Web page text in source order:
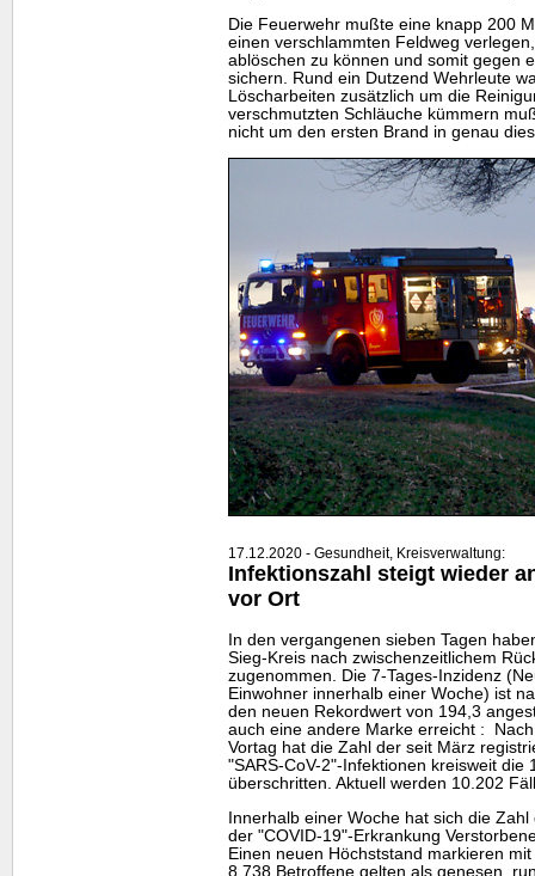
Die Feuerwehr mußte eine knapp 200
einen verschlammten Feldweg
ablöschen zu können und somit gegen
sichern. Rund ein Dutzend Wehrleute
Löscharbeiten zusätzlich um die
verschmutzten Schläuche kümmern
nicht um den ersten Brand in genau
17.12.2020 - Gesundheit, Kreisverwaltung:
Infektionszahl steigt wieder
vor Ort
In den vergangenen sieben Tagen
Sieg-Kreis nach zwischenzeitlichem
zugenommen. Die 7-Tages-Inzidenz
Einwohner innerhalb einer Woche) ist
den neuen Rekordwert von 194,3
auch eine andere Marke erreicht :
Vortag hat die Zahl der seit März
"SARS-CoV-2"-Infektionen kreisweit die
überschritten. Aktuell werden 10.202
Innerhalb einer Woche hat sich die
der "COVID-19"-Erkrankung
Einen neuen Höchststand markieren
8.738 Betroffene gelten als genesen,